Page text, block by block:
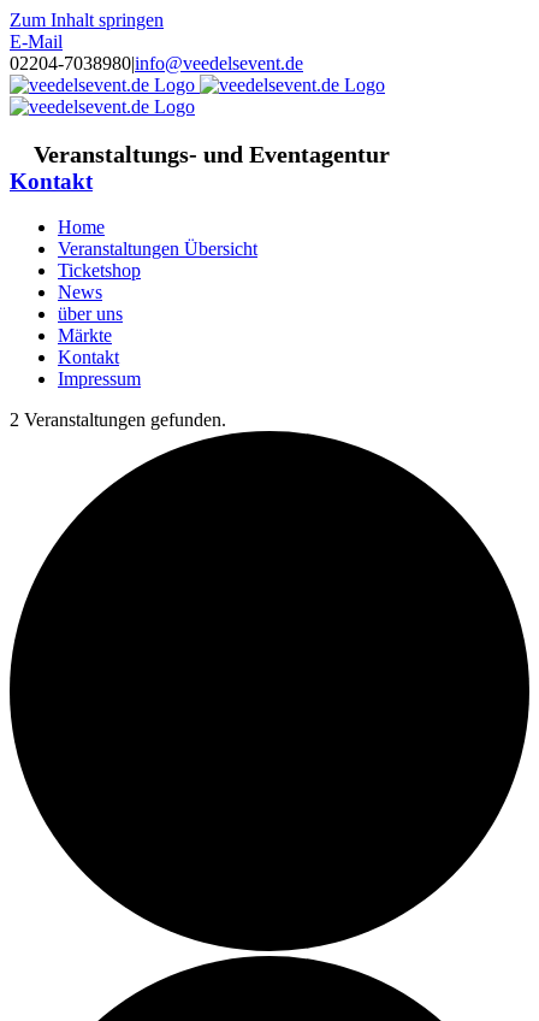
Zum Inhalt springen
E-Mail
02204-7038980|info@veedelsevent.de
Veranstaltungs- und Eventagentur
Kontakt
Home
Veranstaltungen Übersicht
Ticketshop
News
über uns
Märkte
Kontakt
Impressum
2 Veranstaltungen gefunden.